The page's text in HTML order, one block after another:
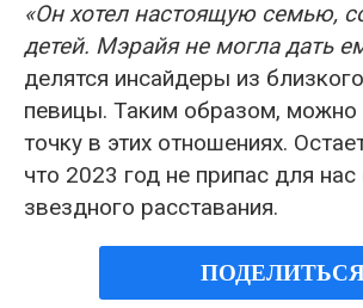
«Он хотел настоящую семью,
детей. Мэрайя не могла дать
делятся инсайдеры из
певицы. Таким образом, можно
точку в этих отношениях.
что 2023 год не припас для
звездного расставания.